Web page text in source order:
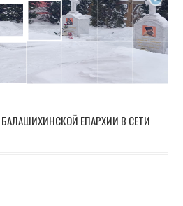
ЕПАРХИИ В СЕТИ